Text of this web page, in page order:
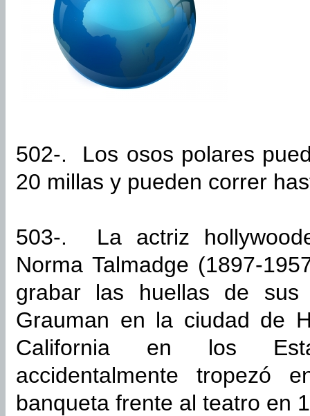
502-. Los osos polares
20 millas y pueden correr
503-. La actriz
Norma Talmadge (1897-
grabar las huellas de
Grauman en la ciudad de
California en los
accidentalmente tropezó
banqueta frente al teatro en